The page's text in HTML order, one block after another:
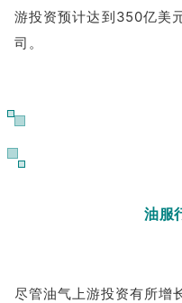
游投资预计达到350亿美
司。
油服
尽管油气上游投资有所增